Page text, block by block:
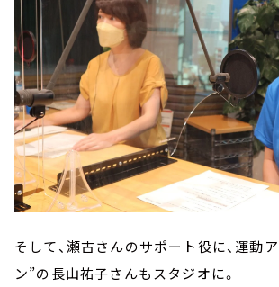
そして、瀬古さんのサポート役に、運動
ン”の長山祐子さんもスタジオに。